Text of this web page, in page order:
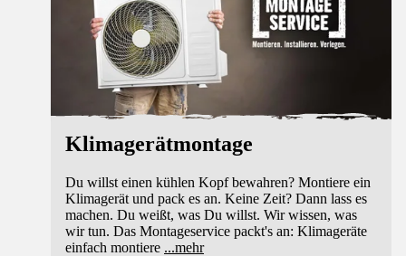
Klimagerätmontage
Du willst einen kühlen Kopf bewahren? Montiere ein
Klimagerät und pack es an. Keine Zeit? Dann lass es
machen. Du weißt, was Du willst. Wir wissen, was
wir tun. Das Montageservice packt's an: Klimageräte
einfach montiere ...mehr